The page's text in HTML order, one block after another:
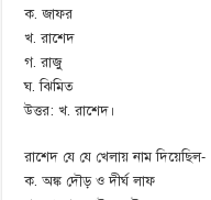
ক. জাফর
খ. রাশেদ
গ. রাজু
ঘ. ঝিমিত
উত্তর: খ. রাশেদ।
রাশেদ যে যে খেলায় নাম দিয়েছিল-
ক. অঙ্ক দৌড় ও দীর্ঘ লাফ